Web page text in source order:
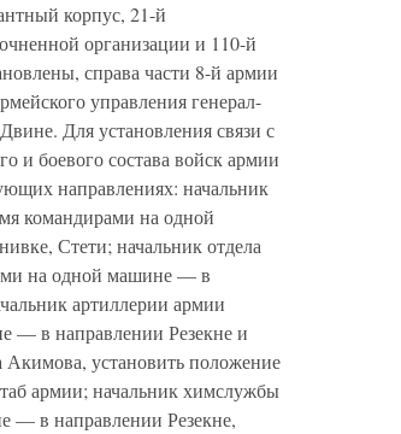
корпус, 21-й
организации и 110-й
справа части 8-й армии
управления генерал-
Для установления связи с
и боевого состава войск армии
направлениях: начальник
командирами на одной
Стети; начальник отдела
на одной машине — в
артиллерии армии
— в направлении Резекне и
Акимова, установить положение
армии; начальник химслужбы
— в направлении Резекне,